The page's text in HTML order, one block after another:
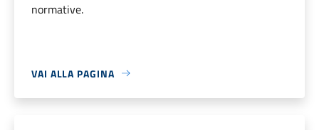
normative.
VAI ALLA PAGINA